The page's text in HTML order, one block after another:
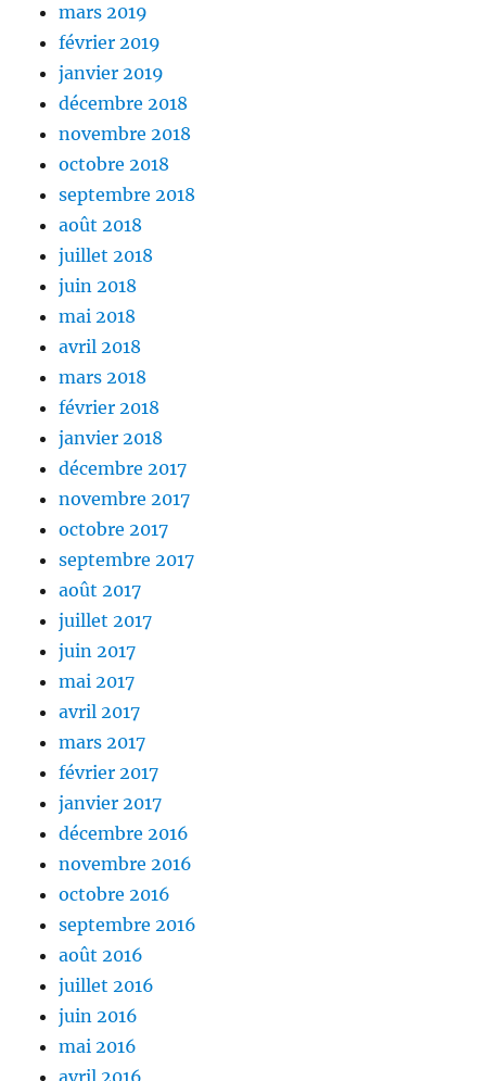
mars 2019
février 2019
janvier 2019
décembre 2018
novembre 2018
octobre 2018
septembre 2018
août 2018
juillet 2018
juin 2018
mai 2018
avril 2018
mars 2018
février 2018
janvier 2018
décembre 2017
novembre 2017
octobre 2017
septembre 2017
août 2017
juillet 2017
juin 2017
mai 2017
avril 2017
mars 2017
février 2017
janvier 2017
décembre 2016
novembre 2016
octobre 2016
septembre 2016
août 2016
juillet 2016
juin 2016
mai 2016